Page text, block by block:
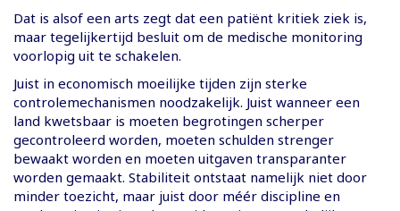
Dat is alsof een arts zegt dat een patiënt kritiek ziek is,
maar tegelijkertijd besluit om de medische monitoring
voorlopig uit te schakelen.
Juist in economisch moeilijke tijden zijn sterke
controlemechanismen noodzakelijk. Juist wanneer een
land kwetsbaar is moeten begrotingen scherper
gecontroleerd worden, moeten schulden strenger
bewaakt worden en moeten uitgaven transparanter
worden gemaakt. Stabiliteit ontstaat namelijk niet door
minder toezicht, maar juist door méér discipline en